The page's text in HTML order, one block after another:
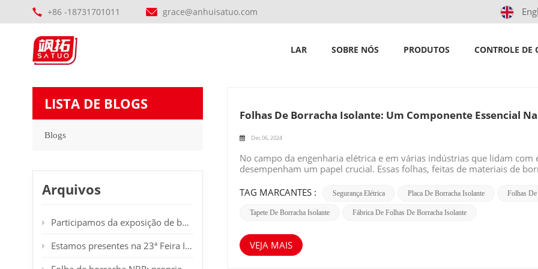
+86 -18731701011 grace@anhuisatuo.com
LAR SOBRE NÓS PRODUTOS CONTROLE DE
Tapete de borracha isolante
Folhas De Borracha Isolante: Um Componente Essencial
Dec 06, 2024
No campo da engenharia elétrica e em várias indústrias que lidam
desempenham um papel crucial. Essas folhas, feitas de materiais de
primária das folhas de borracha isolante é fornecer uma superfície de
elétrico. Elas são comumente usadas em subestações elétricas, usinas
manutenção e reparo elétrico. Ao colocar essas folhas no chão ou nas
isolante é sua rigidez dielétrica. Essa propriedade determina a
a corrente passe. Folhas de borracha isolante de alta qualidade têm
típicas encontradas em sistemas elétricos industriais e comerciais.
TAG MARCANTES : Segurança Elétrica Placa De Borracha Isolante Folhas
Tapete De Borracha Isolante Fábrica De Folhas De Borracha Isolante
VEJA MAIS
LISTA DE BLOGS
Blogs
Arquivos
Participamos da exposição de borracha em Dubai.
Estamos presentes na 23ª Feira Internacional de Plásticos e Borracha em Düsseldorf, Alemanha. Sejam bem-vindos ao nosso estande.